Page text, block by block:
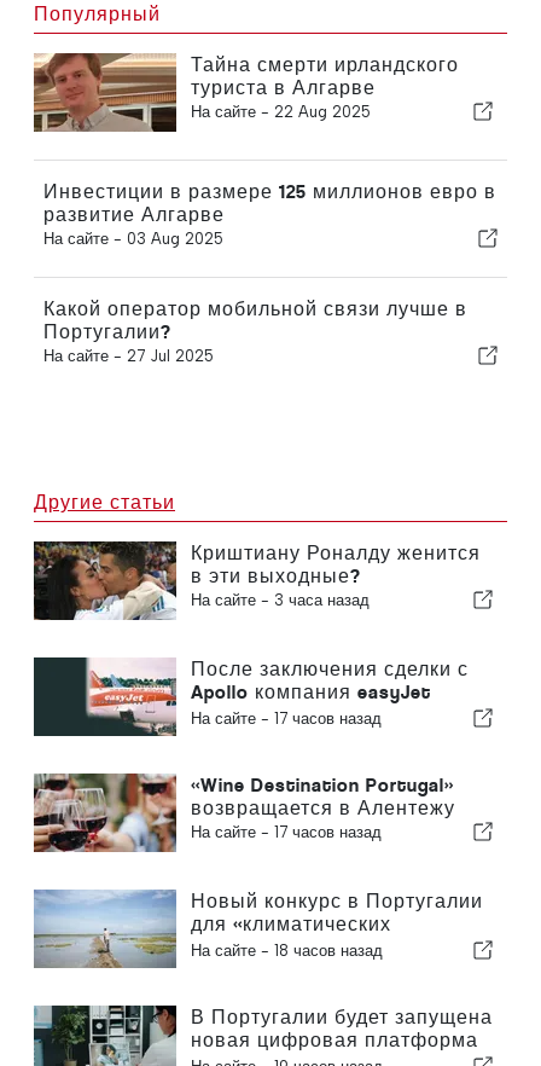
Популярный
Тайна смерти ирландского
туриста в Алгарве
На сайте - 22 Aug 2025
Инвестиции в размере 125 миллионов евро в
развитие Алгарве
На сайте - 03 Aug 2025
Какой оператор мобильной связи лучше в
Португалии?
На сайте - 27 Jul 2025
Другие статьи
Криштиану Роналду женится
в эти выходные?
На сайте - 3 часа назад
После заключения сделки с
Apollo компания easyJet
приближается к Sun
На сайте - 17 часов назад
«Wine Destination Portugal»
возвращается в Алентежу
На сайте - 17 часов назад
Новый конкурс в Португалии
для «климатических
беженцев»
На сайте - 18 часов назад
В Португалии будет запущена
новая цифровая платформа